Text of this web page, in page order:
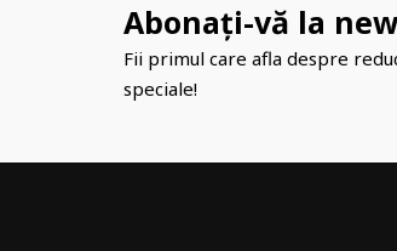
Abonați-vă la
Fii primul care afla despre
speciale!